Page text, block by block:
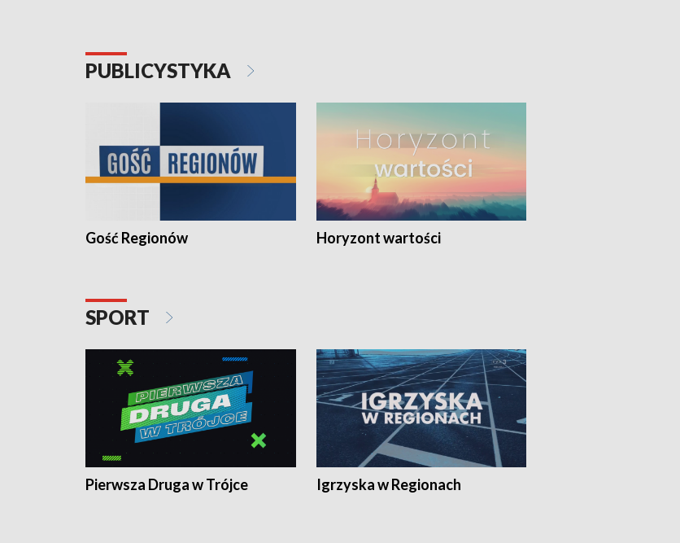
PUBLICYSTYKA
Gość Regionów Horyzont wartości
SPORT
Pierwsza Druga w Trójce Igrzyska w Regionach